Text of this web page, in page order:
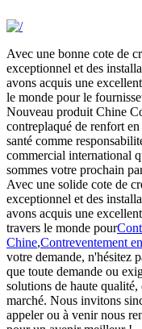
Avec une bonne cote de
exceptionnel et des
avons acquis une
le monde pour le
Nouveau produit Chine
contreplaqué de renfort
santé comme
commercial international
sommes votre prochain
Avec une solide cote de
exceptionnel et des
avons acquis une
travers le monde pour
Chine,Contreventement
votre demande, n'hésitez
que toute demande ou
solutions de haute
marché. Nous invitons
appeler ou à venir nous